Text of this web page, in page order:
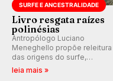
SURFE E ANCESTRALIDADE
Livro resgata raízes
polinésias
Antropólogo Luciano
Meneghello propõe releitura
das origens do surfe,
resgatando a cultura polinésia
e questionando a visão
leia mais »